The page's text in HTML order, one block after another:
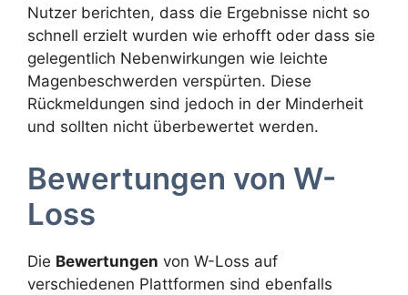
Nutzer berichten, dass die Ergebnisse nicht so
schnell erzielt wurden wie erhofft oder dass sie
gelegentlich Nebenwirkungen wie leichte
Magenbeschwerden verspürten. Diese
Rückmeldungen sind jedoch in der Minderheit
und sollten nicht überbewertet werden.
Bewertungen von W-
Loss
Die Bewertungen von W-Loss auf
verschiedenen Plattformen sind ebenfalls